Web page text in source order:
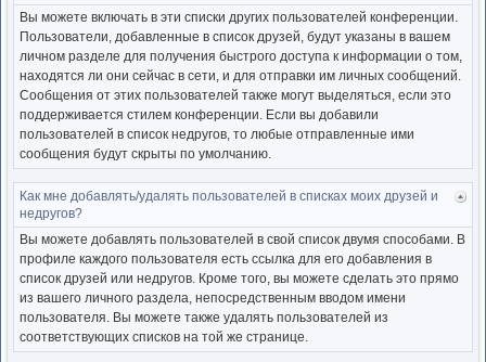
Вы можете включать в эти списки других пользователей конференции.
Пользователи, добавленные в список друзей, будут указаны в вашем
личном разделе для получения быстрого доступа к информации о том,
находятся ли они сейчас в сети, и для отправки им личных сообщений.
Сообщения от этих пользователей также могут выделяться, если это
поддерживается стилем конференции. Если вы добавили
пользователей в список недругов, то любые отправленные ими
сообщения будут скрыты по умолчанию.
Как мне добавлять/удалять пользователей в списках моих друзей и
недругов?
Вы можете добавлять пользователей в свой список двумя способами. В
профиле каждого пользователя есть ссылка для его добавления в
список друзей или недругов. Кроме того, вы можете сделать это прямо
из вашего личного раздела, непосредственным вводом имени
пользователя. Вы можете также удалять пользователей из
соответствующих списков на той же странице.